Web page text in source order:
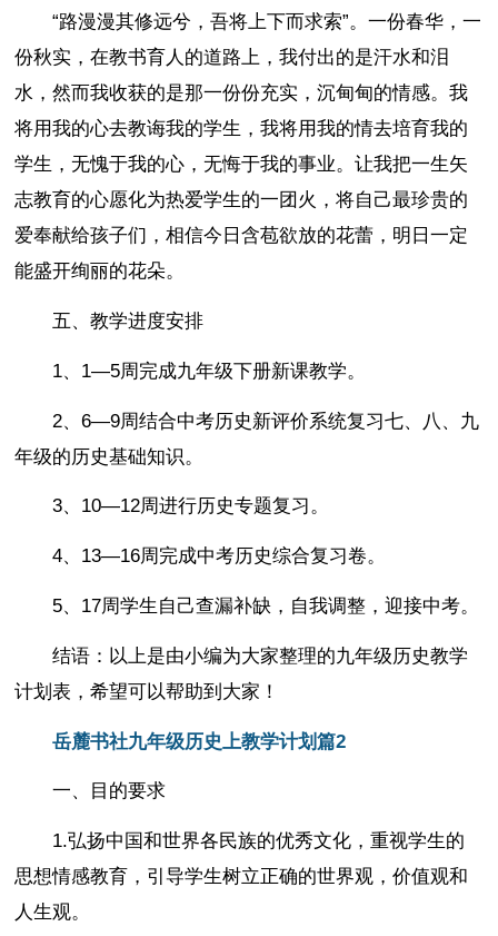
“路漫漫其修远兮，吾将上下而求索”。一份春华，一
份秋实，在教书育人的道路上，我付出的是汗水和泪
水，然而我收获的是那一份份充实，沉甸甸的情感。我
将用我的心去教诲我的学生，我将用我的情去培育我的
学生，无愧于我的心，无悔于我的事业。让我把一生矢
志教育的心愿化为热爱学生的一团火，将自己最珍贵的
爱奉献给孩子们，相信今日含苞欲放的花蕾，明日一定
能盛开绚丽的花朵。
五、教学进度安排
1、1—5周完成九年级下册新课教学。
2、6—9周结合中考历史新评价系统复习七、八、九
年级的历史基础知识。
3、10—12周进行历史专题复习。
4、13—16周完成中考历史综合复习卷。
5、17周学生自己查漏补缺，自我调整，迎接中考。
结语：以上是由小编为大家整理的九年级历史教学
计划表，希望可以帮助到大家！
岳麓书社九年级历史上教学计划篇2
一、目的要求
1.弘扬中国和世界各民族的优秀文化，重视学生的
思想情感教育，引导学生树立正确的世界观，价值观和
人生观。